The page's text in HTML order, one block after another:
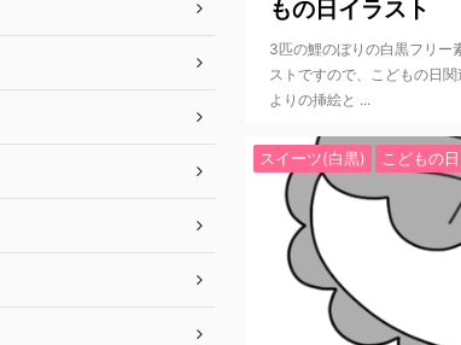
もの日イラスト
3匹の鯉のぼりの白黒フリー
ストですので、こどもの日
よりの挿絵と ...
スイーツ(白黒) こどもの